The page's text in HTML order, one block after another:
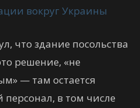
вокруг Украины
что здание посольства
решение, «не
— там остается
персонал, в том числе